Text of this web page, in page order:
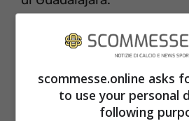
scommesse.online asks
to use your personal
following